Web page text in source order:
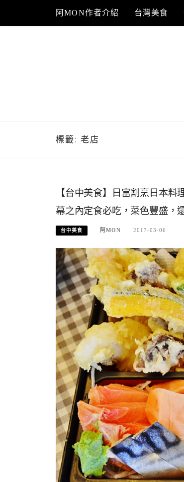
content
阿MON作者介紹 台灣美食
標籤: 老店
【台中美食】日富割烹日本
幕之內定食必吃，菜色豐盛，
台中美食 阿MON 2017-03-06